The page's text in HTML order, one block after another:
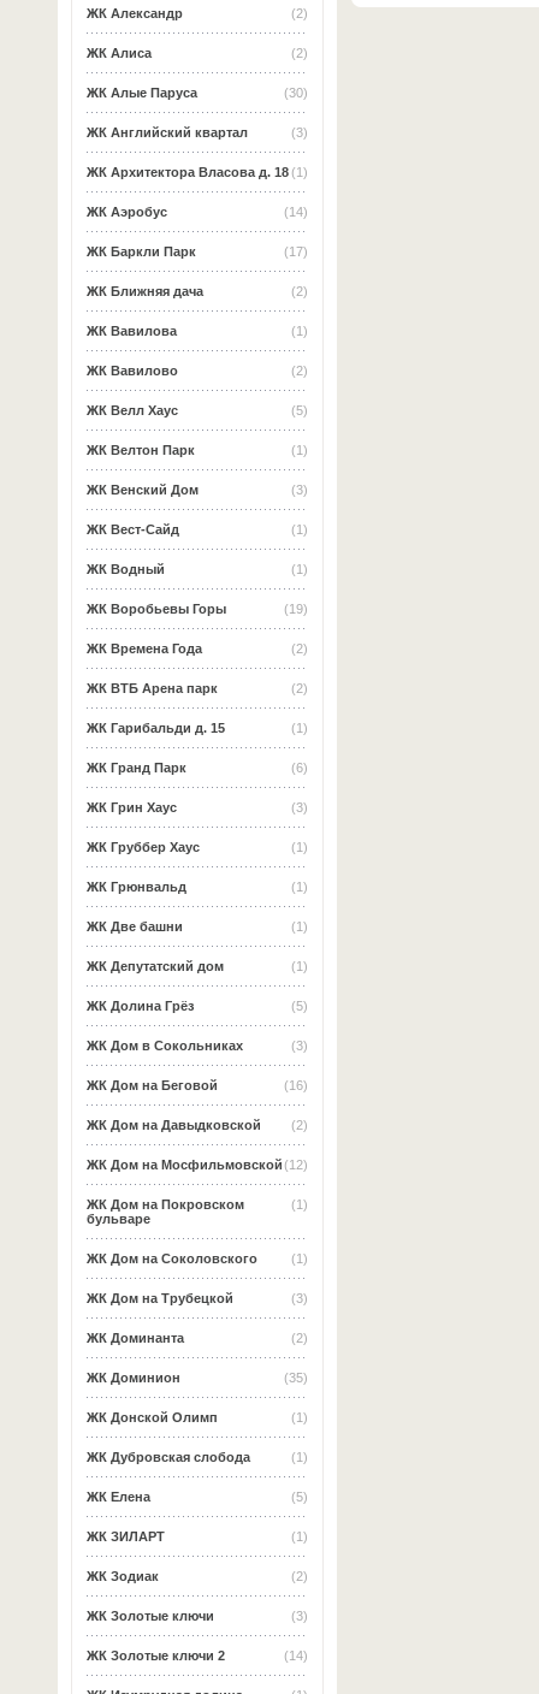
(2)
ЖК Александр
(2)
ЖК Алиса
(30)
ЖК Алые Паруса
(3)
ЖК Английский квартал
(1)
ЖК Архитектора Власова д. 18
(14)
ЖК Аэробус
(17)
ЖК Баркли Парк
(2)
ЖК Ближняя дача
(1)
ЖК Вавилова
(2)
ЖК Вавилово
(5)
ЖК Велл Хаус
(1)
ЖК Велтон Парк
(3)
ЖК Венский Дом
(1)
ЖК Вест-Сайд
(1)
ЖК Водный
(19)
ЖК Воробьевы Горы
(2)
ЖК Времена Года
(2)
ЖК ВТБ Арена парк
(1)
ЖК Гарибальди д. 15
(6)
ЖК Гранд Парк
(3)
ЖК Грин Хаус
(1)
ЖК Груббер Хаус
(1)
ЖК Грюнвальд
(1)
ЖК Две башни
(1)
ЖК Депутатский дом
(5)
ЖК Долина Грёз
(3)
ЖК Дом в Сокольниках
(16)
ЖК Дом на Беговой
(2)
ЖК Дом на Давыдковской
(12)
ЖК Дом на Мосфильмовской
(1)
ЖК Дом на Покровском
бульваре
(1)
ЖК Дом на Соколовского
(3)
ЖК Дом на Трубецкой
(2)
ЖК Доминанта
(35)
ЖК Доминион
(1)
ЖК Донской Олимп
(1)
ЖК Дубровская слобода
(5)
ЖК Елена
(1)
ЖК ЗИЛАРТ
(2)
ЖК Зодиак
(3)
ЖК Золотые ключи
(14)
ЖК Золотые ключи 2